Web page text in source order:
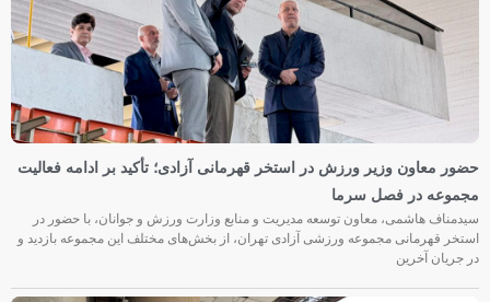
حضور معاون وزیر ورزش در استخر قهرمانی آزادی؛ تأکید بر ادامه فعالیت
مجموعه در فصل سرما
سیدمناف هاشمی، معاون توسعه مدیریت و منابع وزارت ورزش و جوانان، با حضور در
استخر قهرمانی مجموعه ورزشی آزادی تهران، از بخش‌های مختلف این مجموعه بازدید و
در جریان آخرین